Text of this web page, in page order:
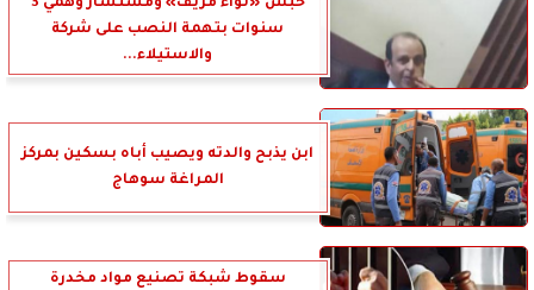
حبس «لواء مزيف» ومستشار وهمي 3
سنوات بتهمة النصب على شركة
والاستيلاء...
ابن يذبح والدته ويصيب أباه بسكين بمركز
المراغة سوهاج
سقوط شبكة تصنيع مواد مخدرة